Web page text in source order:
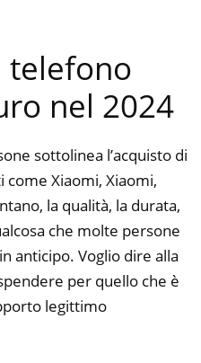
telefono
nel 2024
sottolinea l’acquisto di
Xiaomi, Xiaomi,
la qualità, la durata,
che molte persone
anticipo. Voglio dire alla
per quello che è
legittimo